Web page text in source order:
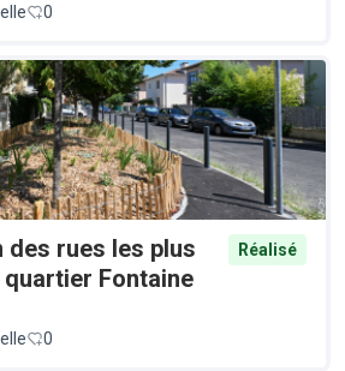
0
rues les plus
Fontaine
Réalisé
0